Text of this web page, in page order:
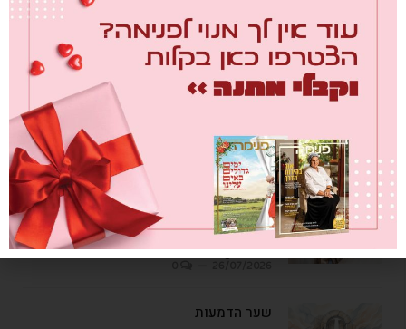
כתבות אחרונות
info@chief-digital.com
26/07/2026
0
כאן חוגגים בכיף – המדריך לתכנון חוויה
משפחתית
info@chief-digital.com
שער הדמעות